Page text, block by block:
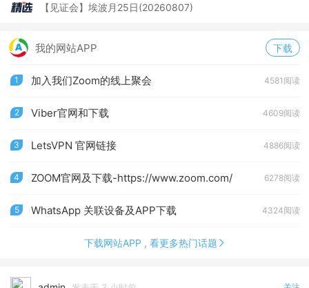
【赞美会】敬拜独一的真神-埃波月24日(2026
【原创诗歌】《从天而降的圣城》这是一首温
我的网站APP 下载
1 4581阅读
加入我们Zoom的线上聚会
2 4609阅读
Viber官网和下载
3 4886阅读
LetsVPN 官网链接
4 6278阅读
ZOOM官网及下载-https://www.zoom.com/
5 4324阅读
WhatsApp 关联设备及APP下载
下载网站APP , 看更多热门话题